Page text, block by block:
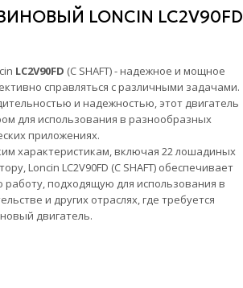
LONCIN LC2V90FD
LC2V90FD (C SHAFT) - надежное и мощное
справляться с различными задачами.
и надежностью, этот двигатель
для использования в разнообразных
приложениях.
характеристикам, включая 22 лошадиных
Loncin LC2V90FD (C SHAFT) обеспечивает
подходящую для использования в
и других отраслях, где требуется
двигатель.